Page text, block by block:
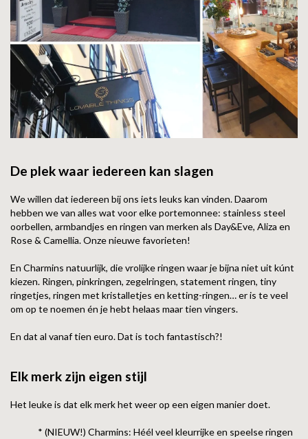
De plek waar iedereen kan slagen
We willen dat iedereen bij ons iets leuks kan vinden. Daarom
hebben we van alles wat voor elke portemonnee: stainless steel
oorbellen, armbandjes en ringen van merken als Day&Eve, Aliza en
Rose & Camellia. Onze nieuwe favorieten!
En Charmins natuurlijk, die vrolijke ringen waar je bijna niet uit kúnt
kiezen. Ringen, pinkringen, zegelringen, statement ringen, tiny
ringetjes, ringen met kristalletjes en ketting-ringen… er is te veel
om op te noemen én je hebt helaas maar tien vingers.
En dat al vanaf tien euro. Dat is toch fantastisch?!
Elk merk zijn eigen stijl
Het leuke is dat elk merk het weer op een eigen manier doet.
* (NIEUW!) Charmins: Héél veel kleurrijke en speelse ringen